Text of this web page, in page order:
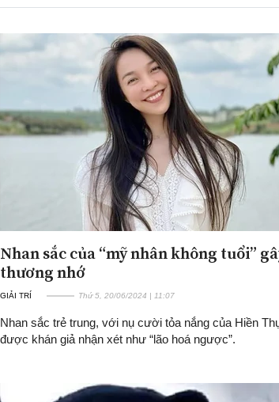
sự
Xu hướng thị trường
Tiêu dùng và dư luận
Công nghệ
Nhan sắc của “mỹ nhân không tuổi”
thương nhớ
GIẢI TRÍ Thứ 5, 20/06/2024 | 11:07
Nhan sắc trẻ trung, với nụ cười tỏa nắng của Hiền
được khán giả nhận xét như “lão hoá ngược”.